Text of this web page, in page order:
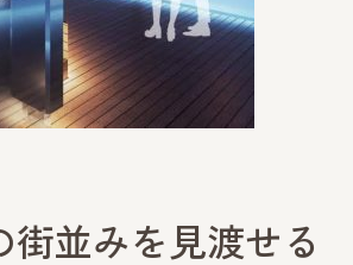
並みを見渡せる